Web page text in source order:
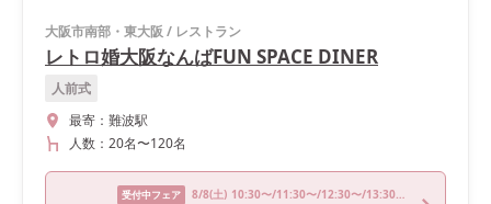
大阪市南部・東大阪 / レストラン
レトロ婚大阪なんばFUN SPACE DINER
人前式
最寄： 難波駅
人数： 20名〜120名
受付中フェア 8/8(土) 10:30〜/11:30〜/12:30〜/13:30〜/14:30〜